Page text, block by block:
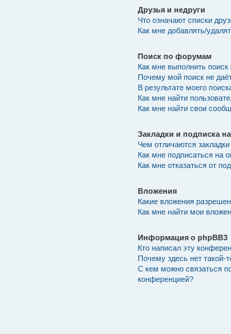
Друзья и недруги
Что означают списки
Как мне добавлять/
Поиск по форумам
Как мне выполнить
Почему мой поиск не
В результате моего
Как мне найти
Как мне найти свои
Закладки и подписка
Чем отличаются закладки
Как мне подписаться на
Как мне отказаться от
Вложения
Какие вложения
Как мне найти мои
Информация о phpBB3
Кто написал эту
Почему здесь нет такой-
С кем можно связаться
конференцией?